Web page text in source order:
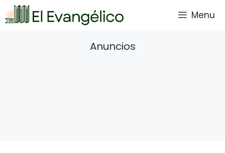
Saltar
al
Menu
Anuncios